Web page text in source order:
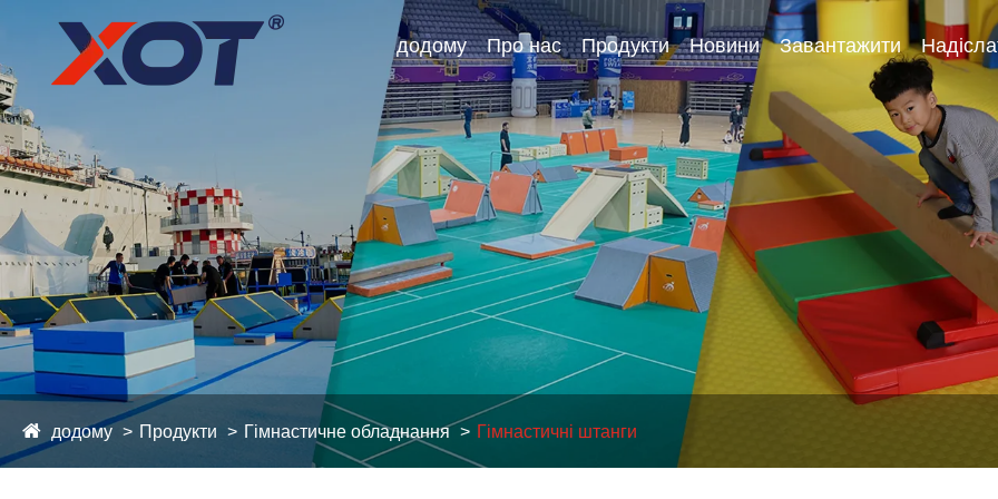
додому Про нас Продукти Новини Завантажити
додому Продукти Гімнастичне обладнання Гімнастичні штанги